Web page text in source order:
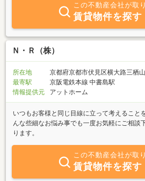
この不動産会社が取
賃貸物件を探す
Ｎ・Ｒ（株）
所在地
京都府京都市伏見区横大路三栖
最寄駅
京阪電鉄本線 中書島駅
情報提供元
アットホーム
いつもお客様と同じ目線に立って考えること
んな些細なお悩み事でも一度お気軽にご相談
ります。
この不動産会社が取
賃貸物件を探す